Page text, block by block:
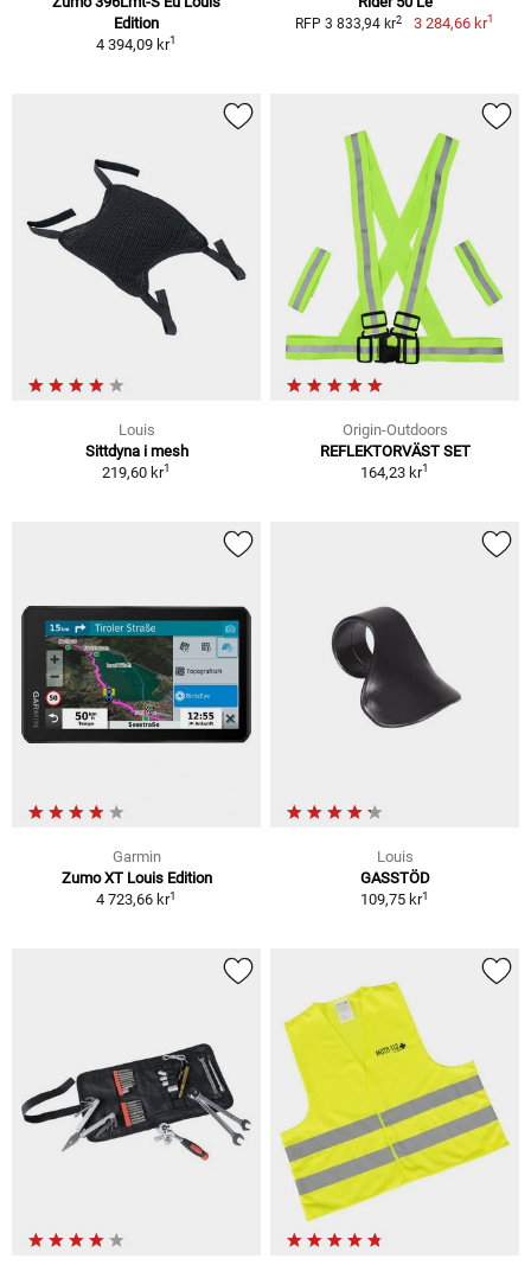
Edition
4 394,09 kr1
RFP 3 833,94 kr2 3 284,66 kr1
Louis
Sittdyna i mesh
219,60 kr1
Origin-Outdoors
REFLEKTORVÄST SET
164,23 kr1
Garmin
Zumo XT Louis Edition
4 723,66 kr1
Louis
GASSTÖD
109,75 kr1